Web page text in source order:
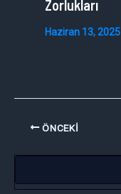
Zorlukları
Haziran 13, 2025
ÖNCEKI